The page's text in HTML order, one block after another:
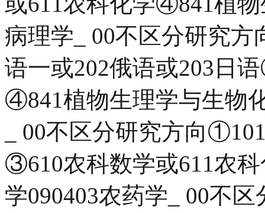
病理学_ 00不区分研究
语一或202俄语或203日
④841植物生理学与生物
_ 00不区分研究方向
③610农科数学或611农
学090403农药学_ 00不